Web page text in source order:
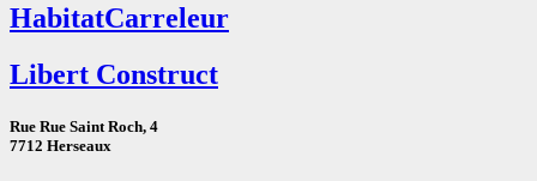
HabitatCarreleur
Libert Construct
Rue Rue Saint Roch, 4
7712 Herseaux